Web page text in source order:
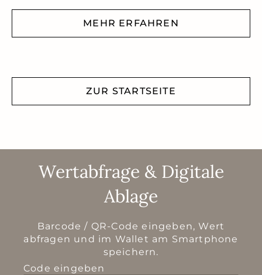
MEHR ERFAHREN
ZUR STARTSEITE
Wertabfrage & Digitale
Ablage
Barcode / QR-Code eingeben, Wert
abfragen und im Wallet am Smartphone
speichern.
Code eingeben